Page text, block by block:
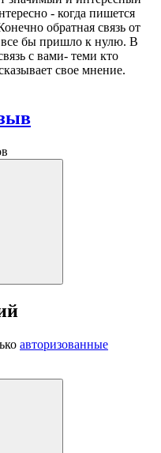
- когда пишется
обратная связь от
все бы пришло к нулю. В
с вами- теми кто
свое мнение.
авторизованные